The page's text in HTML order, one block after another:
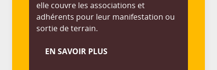
elle couvre les associations et
adhérents pour leur manifestation ou
sortie de terrain.
EN SAVOIR PLUS